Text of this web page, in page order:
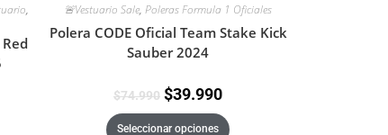
, 🚨Vestuario Sale, Poleras Formula 1 Oficiales
Polera CODE Oficial Team Stake Kick
Sauber 2024
$74.990 $39.990
Seleccionar opciones